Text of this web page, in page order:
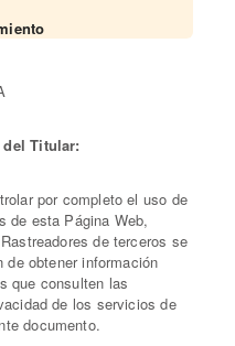
Titular:
por completo el uso de
de esta Página Web,
de terceros se
obtener información
que consulten las
de los servicios de
documento.